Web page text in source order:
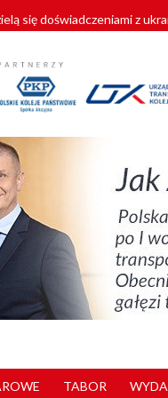
się doświadczeniami z
Vectrony na 230 km/h
pociągi od PESA. Sześć
180 nowych pracowników
TABOR